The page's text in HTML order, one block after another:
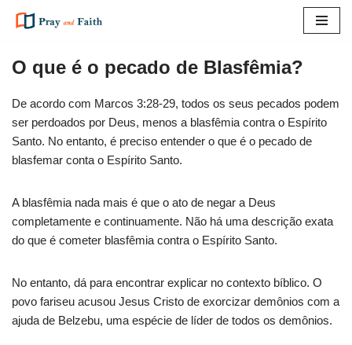
para
conteúdo
O que é o pecado de Blasfêmia?
De acordo com Marcos 3:28-29, todos os seus pecados podem
ser perdoados por Deus, menos a blasfêmia contra o Espírito
Santo. No entanto, é preciso entender o que é o pecado de
blasfemar conta o Espírito Santo.
A blasfêmia nada mais é que o ato de negar a Deus
completamente e continuamente. Não há uma descrição exata
do que é cometer blasfêmia contra o Espírito Santo.
No entanto, dá para encontrar explicar no contexto bíblico. O
povo fariseu acusou Jesus Cristo de exorcizar demônios com a
ajuda de Belzebu, uma espécie de líder de todos os demônios.